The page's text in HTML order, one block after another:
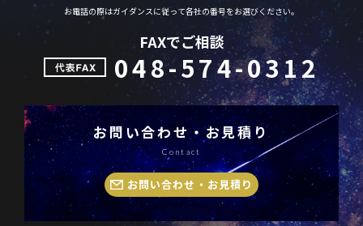
お電話の際はガイダンスに従って各社の番号をお選びください。
FAXでご相談
048-574-0312
お問い合わせ・お見積り
Contact
お問い合わせ・お見積り